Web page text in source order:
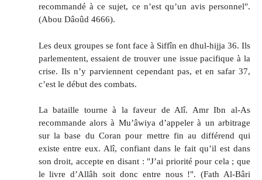
recommandé à ce sujet, ce n’est qu’un avis personnel".
(Abou Dâoûd 4666).
Les deux groupes se font face à Siffîn en dhul-hijja 36. Ils
parlementent, essaient de trouver une issue pacifique à la
crise. Ils n’y parviennent cependant pas, et en safar 37,
c’est le début des combats.
La bataille tourne à la faveur de Alî. Amr Ibn al-As
recommande alors à Mu’âwiya d’appeler à un arbitrage
sur la base du Coran pour mettre fin au différend qui
existe entre eux. Alî, confiant dans le fait qu’il est dans
son droit, accepte en disant : "J’ai priorité pour cela ; que
le livre d’Allâh soit donc entre nous !". (Fath Al-Bâri